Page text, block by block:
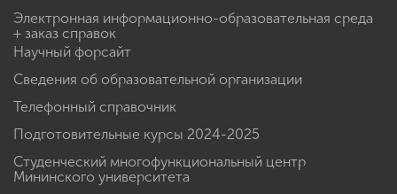
Электронная информационно-образовательная среда
+ заказ справок
Научный форсайт
Сведения об образовательной организации
Телефонный справочник
Подготовительные курсы 2024-2025
Студенческий многофункциональный центр
Мининского университета